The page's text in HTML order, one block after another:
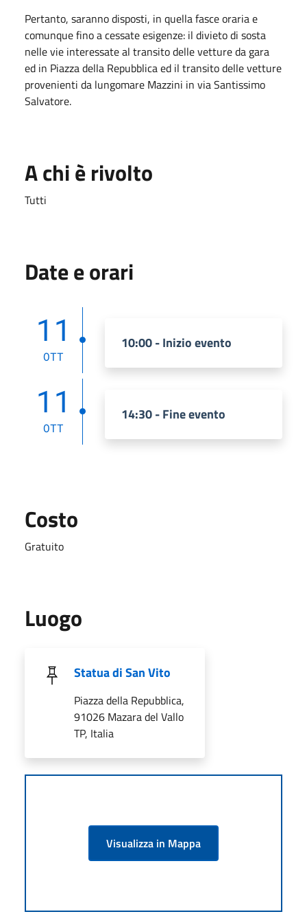
Pertanto, saranno disposti, in quella fasce oraria e
comunque fino a cessate esigenze: il divieto di sosta
nelle vie interessate al transito delle vetture da gara
ed in Piazza della Repubblica ed il transito delle vetture
provenienti da lungomare Mazzini in via Santissimo
Salvatore.
A chi è rivolto
Tutti
Date e orari
11
OTT
10:00 - Inizio evento
11
OTT
14:30 - Fine evento
Costo
Gratuito
Luogo
Statua di San Vito
Piazza della Repubblica,
91026 Mazara del Vallo
TP, Italia
Visualizza in Mappa